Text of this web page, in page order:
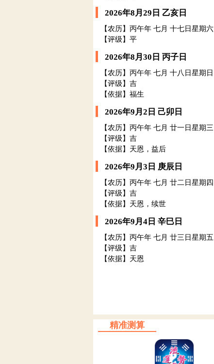
2026年8月29日 乙亥日
【农历】丙午年 七月 十七日星期六
【评级】平
2026年8月30日 丙子日
【农历】丙午年 七月 十八日星期日
【评级】吉
【依据】福生
2026年9月2日 己卯日
【农历】丙午年 七月 廿一日星期三
【评级】吉
【依据】天恩，益后
2026年9月3日 庚辰日
【农历】丙午年 七月 廿二日星期四
【评级】吉
【依据】天恩，续世
2026年9月4日 辛巳日
【农历】丙午年 七月 廿三日星期五
【评级】吉
【依据】天恩
精准测算